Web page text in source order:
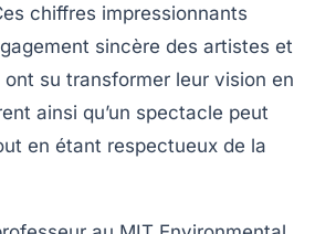
chiffres impressionnants
sincère des artistes et
su transformer leur vision en
ainsi qu’un spectacle peut
en étant respectueux de la